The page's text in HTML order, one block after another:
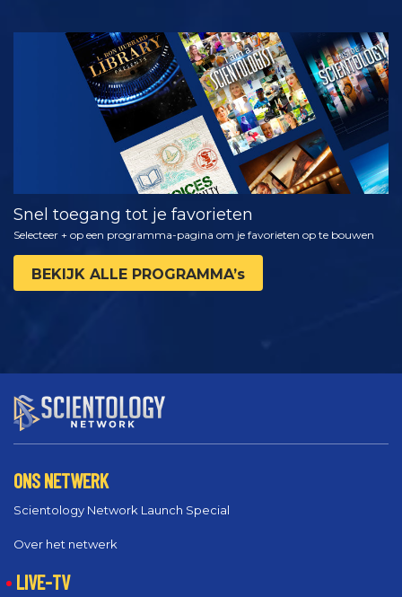
KIJK
VERKEN DE
SERIE
Snel toegang tot je favorieten
Selecteer + op een programma-pagina om je favorieten op te bouwen
BEKIJK ALLE PROGRAMMA’s
ONS NETWERK
Scientology Network Launch Special
Over het netwerk
LIVE-TV